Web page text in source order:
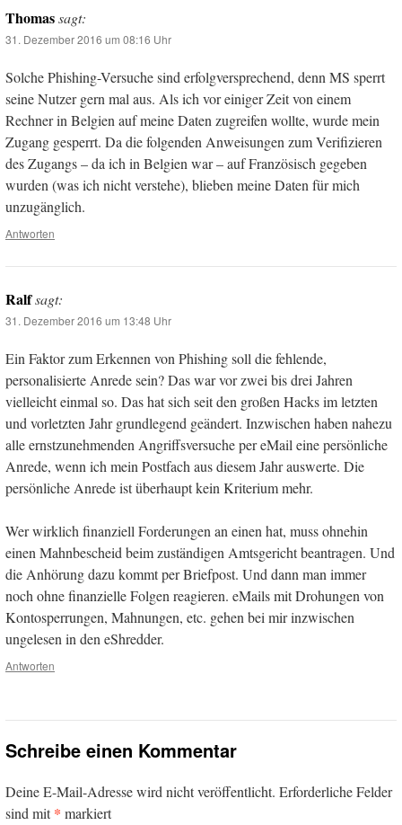
Thomassagt:
31. Dezember 2016 um 08:16 Uhr
Solche Phishing-Versuche sind erfolgversprechend, denn MS sperrt
seine Nutzer gern mal aus. Als ich vor einiger Zeit von einem
Rechner in Belgien auf meine Daten zugreifen wollte, wurde mein
Zugang gesperrt. Da die folgenden Anweisungen zum Verifizieren
des Zugangs – da ich in Belgien war – auf Französisch gegeben
wurden (was ich nicht verstehe), blieben meine Daten für mich
unzugänglich.
Antworten
Ralfsagt:
31. Dezember 2016 um 13:48 Uhr
Ein Faktor zum Erkennen von Phishing soll die fehlende,
personalisierte Anrede sein? Das war vor zwei bis drei Jahren
vielleicht einmal so. Das hat sich seit den großen Hacks im letzten
und vorletzten Jahr grundlegend geändert. Inzwischen haben nahezu
alle ernstzunehmenden Angriffsversuche per eMail eine persönliche
Anrede, wenn ich mein Postfach aus diesem Jahr auswerte. Die
persönliche Anrede ist überhaupt kein Kriterium mehr.
Wer wirklich finanziell Forderungen an einen hat, muss ohnehin
einen Mahnbescheid beim zuständigen Amtsgericht beantragen. Und
die Anhörung dazu kommt per Briefpost. Und dann man immer
noch ohne finanzielle Folgen reagieren. eMails mit Drohungen von
Kontosperrungen, Mahnungen, etc. gehen bei mir inzwischen
ungelesen in den eShredder.
Antworten
Schreibe einen Kommentar
Deine E-Mail-Adresse wird nicht veröffentlicht. Erforderliche Felder
sind mit* markiert